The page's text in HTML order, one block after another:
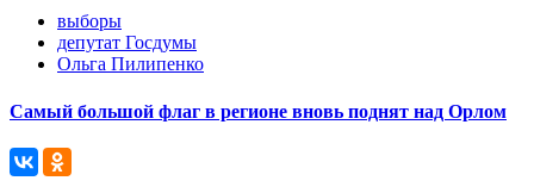
выборы
депутат Госдумы
Ольга Пилипенко
Самый большой флаг в регионе вновь поднят над Орлом